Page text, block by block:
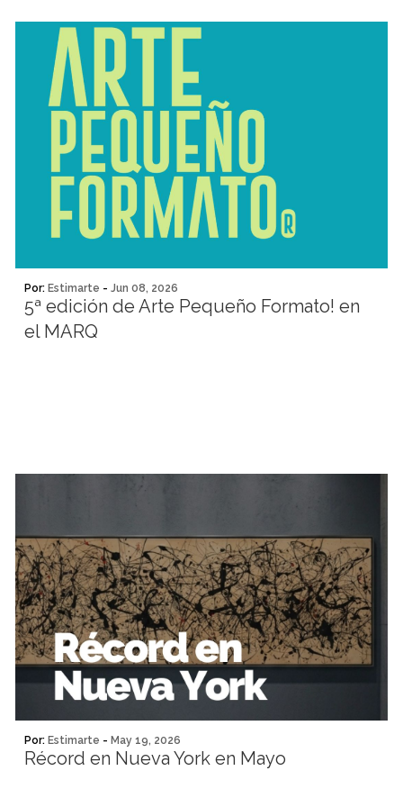
Por: Estimarte - Jun 08, 2026
5ª edición de Arte Pequeño Formato! en
el MARQ
Por: Estimarte - May 19, 2026
Récord en Nueva York en Mayo